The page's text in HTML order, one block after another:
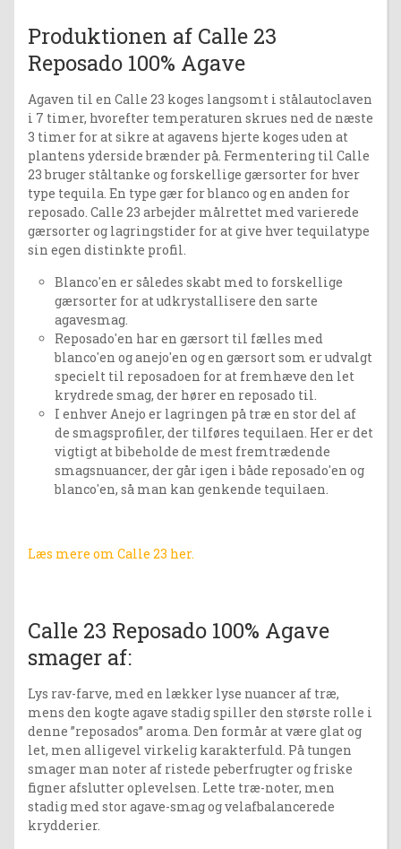
Produktionen af Calle 23
Reposado 100% Agave
Agaven til en Calle 23 koges langsomt i stålautoclaven
i 7 timer, hvorefter temperaturen skrues ned de næste
3 timer for at sikre at agavens hjerte koges uden at
plantens yderside brænder på. Fermentering til Calle
23 bruger ståltanke og forskellige gærsorter for hver
type tequila. En type gær for blanco og en anden for
reposado. Calle 23 arbejder målrettet med varierede
gærsorter og lagringstider for at give hver tequilatype
sin egen distinkte profil.
Blanco'en er således skabt med to forskellige
gærsorter for at udkrystallisere den sarte
agavesmag.
Reposado'en har en gærsort til fælles med
blanco'en og anejo'en og en gærsort som er udvalgt
specielt til reposadoen for at fremhæve den let
krydrede smag, der hører en reposado til.
I enhver Anejo er lagringen på træ en stor del af
de smagsprofiler, der tilføres tequilaen. Her er det
vigtigt at bibeholde de mest fremtrædende
smagsnuancer, der går igen i både reposado'en og
blanco'en, så man kan genkende tequilaen.
Læs mere om Calle 23 her.
Calle 23 Reposado 100% Agave
smager af:
Lys rav-farve, med en lækker lyse nuancer af træ,
mens den kogte agave stadig spiller den største rolle i
denne ”reposados” aroma. Den formår at være glat og
let, men alligevel virkelig karakterfuld. På tungen
smager man noter af ristede peberfrugter og friske
figner afslutter oplevelsen. Lette træ-noter, men
stadig med stor agave-smag og velafbalancerede
krydderier.